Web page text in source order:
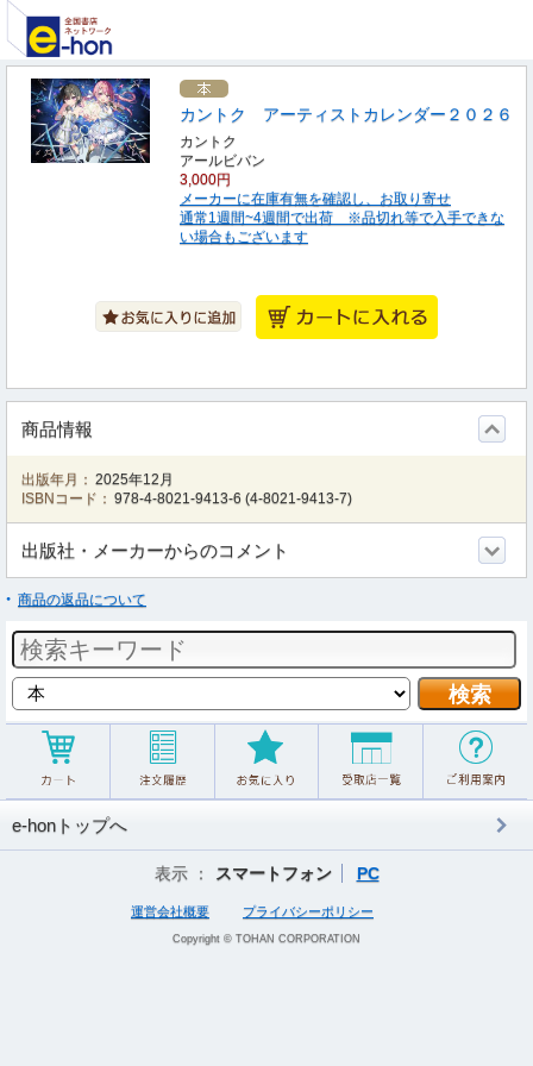
カントク アーティストカレンダー２０２６
カントク
アールビバン
3,000円
メーカーに在庫有無を確認し、お取り寄せ
通常1週間~4週間で出荷 ※品切れ等で入手できな
い場合もございます
商品情報
出版年月： 2025年12月
ISBNコード： 978-4-8021-9413-6 (4-8021-9413-7)
出版社・メーカーからのコメント
商品の返品について
e-honトップへ
表示 ： スマートフォン PC
運営会社概要 プライバシーポリシー
Copyright © TOHAN CORPORATION